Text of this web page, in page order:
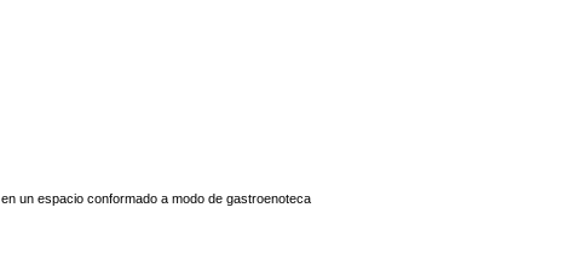
, en un espacio conformado a modo de gastroenoteca